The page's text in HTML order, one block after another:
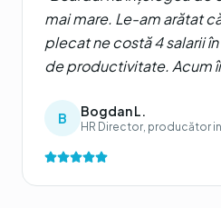
mai mare. Le-am arătat
plecat ne costă 4 salarii
de productivitate. Acum
B Bogdan L.
HR Director, producător